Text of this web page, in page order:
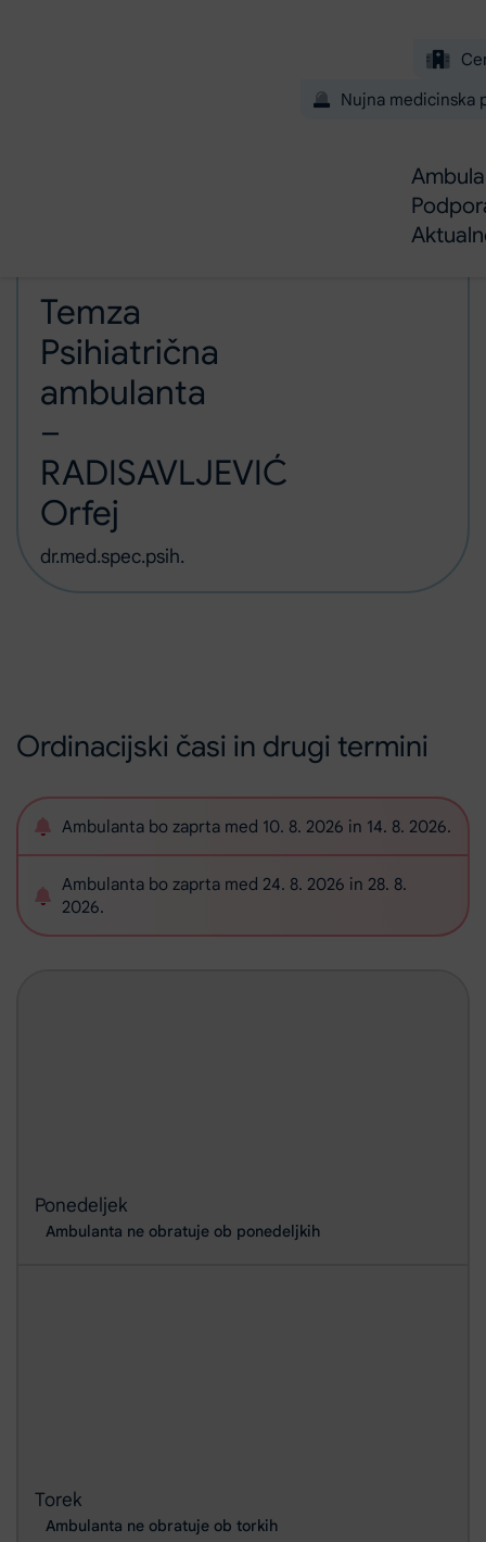
Nujna medicinska
Temza
Psihiatrična
ambulanta
–
RADISAVLJEVIĆ
Orfej
dr.med.spec.psih.
Ordinacijski časi in drugi termini
Ambulanta bo zaprta med 10. 8. 2026 in 14. 8. 2026.
Ambulanta bo zaprta med 24. 8. 2026 in 28. 8.
2026.
Ponedeljek
Ambulanta ne obratuje ob ponedeljkih
Torek
Ambulanta ne obratuje ob torkih